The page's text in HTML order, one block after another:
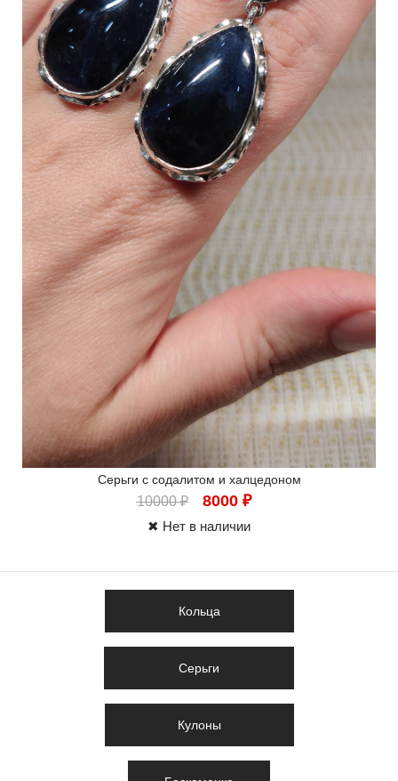
Серьги с содалитом и халцедоном
10000₽ 8000 ₽
✖ Нет в наличии
Кольца
Серьги
Кулоны